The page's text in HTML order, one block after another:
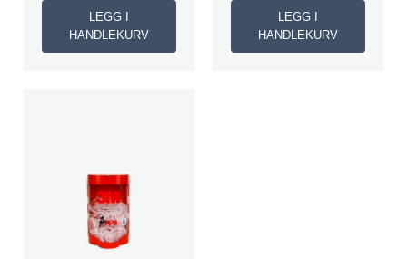
LEGG I
HANDLEKURV
LEGG I
HANDLEKURV